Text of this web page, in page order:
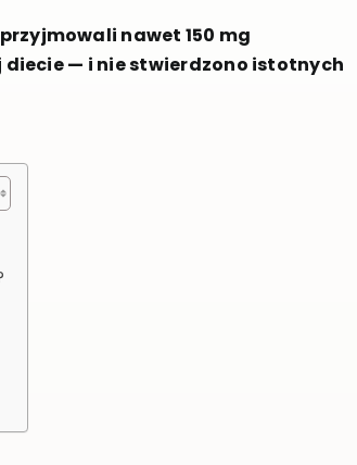
nawet 150 mg
— i nie stwierdzono istotnych